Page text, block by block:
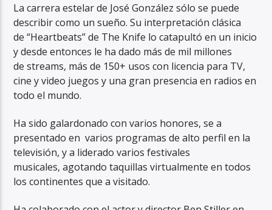
La carrera estelar de José González sólo se puede
describir como un sueño. Su interpretación clásica
de “Heartbeats” de The Knife lo catapultó en un inicio
y desde entonces le ha dado más de mil millones
de streams, más de 150+ usos con licencia para TV,
cine y video juegos y una gran presencia en radios en
todo el mundo.
Ha sido galardonado con varios honores, se a
presentado en varios programas de alto perfil en la
televisión, y a liderado varios festivales
musicales, agotando taquillas virtualmente en todos
los continentes que a visitado.